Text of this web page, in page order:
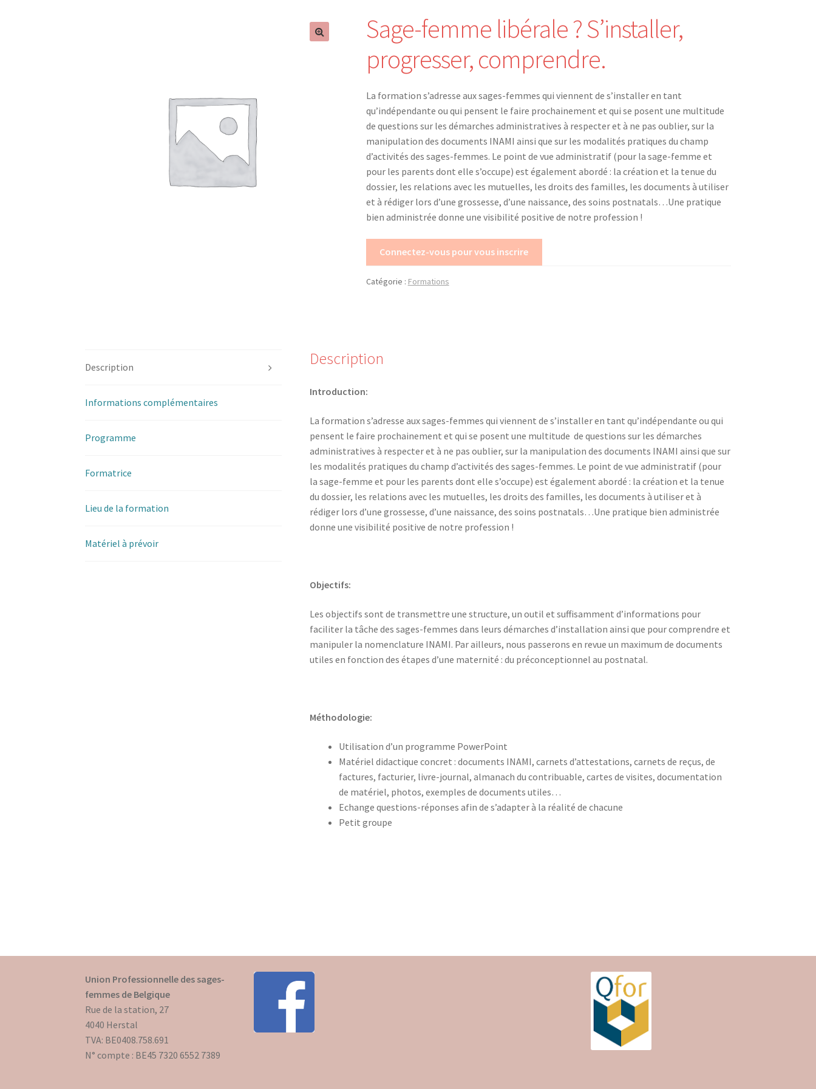
Sage-femme libérale ? S’installer,
progresser, comprendre.
La formation s’adresse aux sages-femmes qui viennent de s’installer en tant
qu’indépendante ou qui pensent le faire prochainement et qui se posent une multitude
de questions sur les démarches administratives à respecter et à ne pas oublier, sur la
manipulation des documents INAMI ainsi que sur les modalités pratiques du champ
d’activités des sages-femmes. Le point de vue administratif (pour la sage-femme et
pour les parents dont elle s’occupe) est également abordé : la création et la tenue du
dossier, les relations avec les mutuelles, les droits des familles, les documents à utiliser
et à rédiger lors d’une grossesse, d’une naissance, des soins postnatals…Une pratique
bien administrée donne une visibilité positive de notre profession !
Connectez-vous pour vous inscrire
Catégorie : Formations
Description
Informations complémentaires
Programme
Formatrice
Lieu de la formation
Matériel à prévoir
Description
Introduction:
La formation s’adresse aux sages-femmes qui viennent de s’installer en tant qu’indépendante ou qui
pensent le faire prochainement et qui se posent une multitude de questions sur les démarches
administratives à respecter et à ne pas oublier, sur la manipulation des documents INAMI ainsi que sur
les modalités pratiques du champ d’activités des sages-femmes. Le point de vue administratif (pour
la sage-femme et pour les parents dont elle s’occupe) est également abordé : la création et la tenue
du dossier, les relations avec les mutuelles, les droits des familles, les documents à utiliser et à
rédiger lors d’une grossesse, d’une naissance, des soins postnatals…Une pratique bien administrée
donne une visibilité positive de notre profession !
Objectifs:
Les objectifs sont de transmettre une structure, un outil et suffisamment d’informations pour
faciliter la tâche des sages-femmes dans leurs démarches d’installation ainsi que pour comprendre et
manipuler la nomenclature INAMI. Par ailleurs, nous passerons en revue un maximum de documents
utiles en fonction des étapes d’une maternité : du préconceptionnel au postnatal.
Méthodologie:
Utilisation d’un programme PowerPoint
Matériel didactique concret : documents INAMI, carnets d’attestations, carnets de reçus, de
factures, facturier, livre-journal, almanach du contribuable, cartes de visites, documentation
de matériel, photos, exemples de documents utiles…
Echange questions-réponses afin de s’adapter à la réalité de chacune
Petit groupe
Union Professionnelle des sages-
femmes de Belgique
Rue de la station, 27
4040 Herstal
TVA: BE0408.758.691
N° compte : BE45 7320 6552 7389